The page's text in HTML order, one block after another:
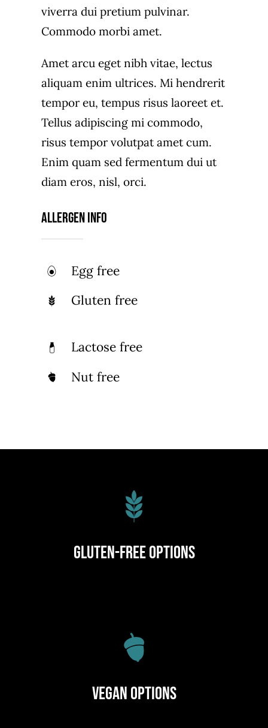
viverra dui pretium pulvinar.
Commodo morbi amet.
Amet arcu eget nibh vitae, lectus
aliquam enim ultrices. Mi hendrerit
tempor eu, tempus risus laoreet et.
Tellus adipiscing mi commodo,
risus tempor volutpat amet cum.
Enim quam sed fermentum dui ut
diam eros, nisl, orci.
Allergen Info
Egg free
Gluten free
Lactose free
Nut free
Gluten-Free Options
Vegan Options